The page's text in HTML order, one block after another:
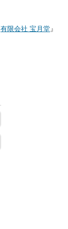
有限会社 宝月堂 』